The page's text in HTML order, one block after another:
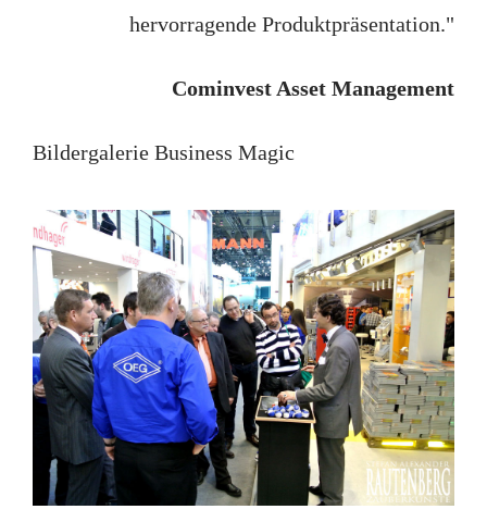
hervorragende Produktpräsentation."
Cominvest Asset Management
Bildergalerie Business Magic